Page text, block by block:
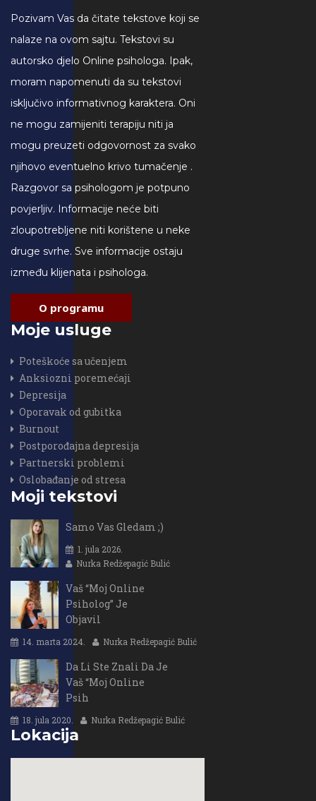
Pozivam Vas da čitate tekstove koji se
nalaze na ovom sajtu. Tekstovi su
autorsko djelo Online psihologa. Ipak,
moram napomenuti da su tekstovi
isključivo informativnog karaktera. Oni
ne mogu zamijeniti terapiju niti ja
mogu preuzeti odgovornost za svako
njihovo eventuelno krivo tumačenje .
Razgovor sa psihologom je potpuno
povjerljiv. Informacije neće biti
zloupotrebljene niti korištene u neke
druge svrhe. Sve informacije ostaju
između klijenata i psihologa.
O programu
Moje usluge
Poteškoće sa učenjem
Anksiozni poremećaji
Depresija
Oporavak od gubitka
Burnout
Postporođajna depresija
Partnerski problemi
Oslobađanje od stresa
Moji tekstovi
Samo Vas Gledam ;)
1. jula 2026.
Nurka Redžepagić Bulić
Vaš “Moj Online
Psiholog” Je
Objavil
14. marta 2024. Nurka Redžepagić Bulić
Da Li Ste Znali Da Je
Vaš “Moj Online
Psih
18. jula 2020. Nurka Redžepagić Bulić
Lokacija